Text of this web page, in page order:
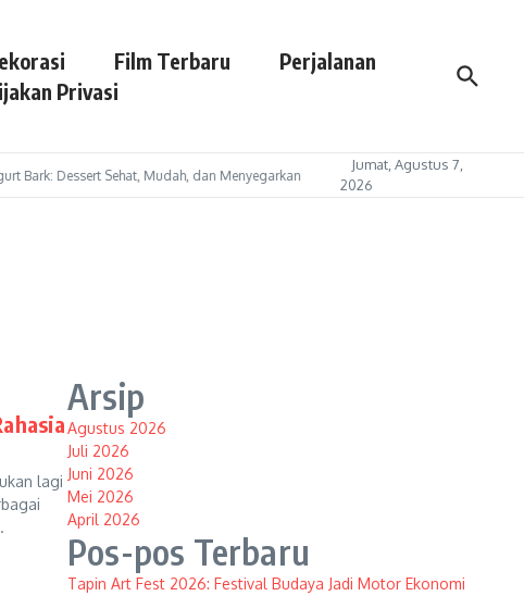
Film Terbaru
Perjalanan
Privasi
Bark: Dessert Sehat, Mudah, dan Menyegarkan Cegah Keracunan MBG, DPRD
Jumat, Agustus 7,
2026
lagi
Arsip
Agustus 2026
Juli 2026
Juni 2026
Mei 2026
April 2026
Pos-pos Terbaru
Tapin Art Fest 2026: Festival Budaya Jadi Motor Ekonomi